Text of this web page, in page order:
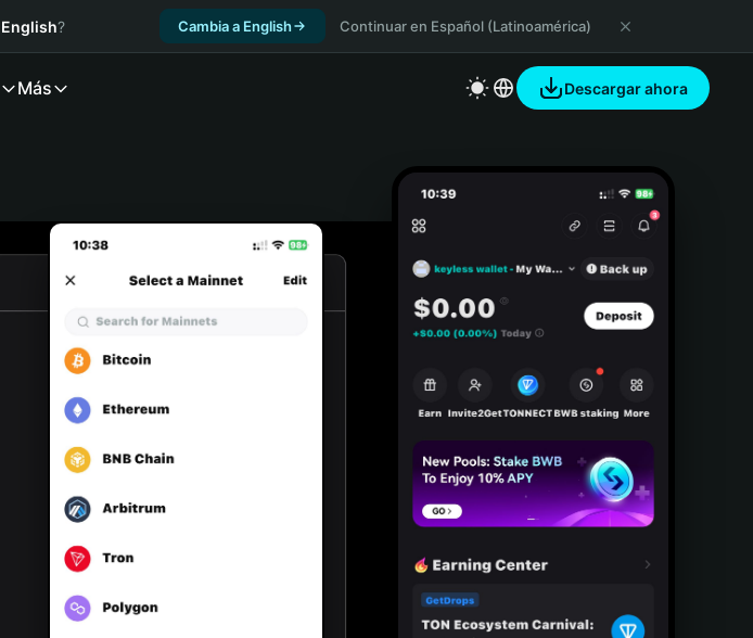
English? Cambia a English Continuar en Español (Latinoamérica)
Más Descargar ahora